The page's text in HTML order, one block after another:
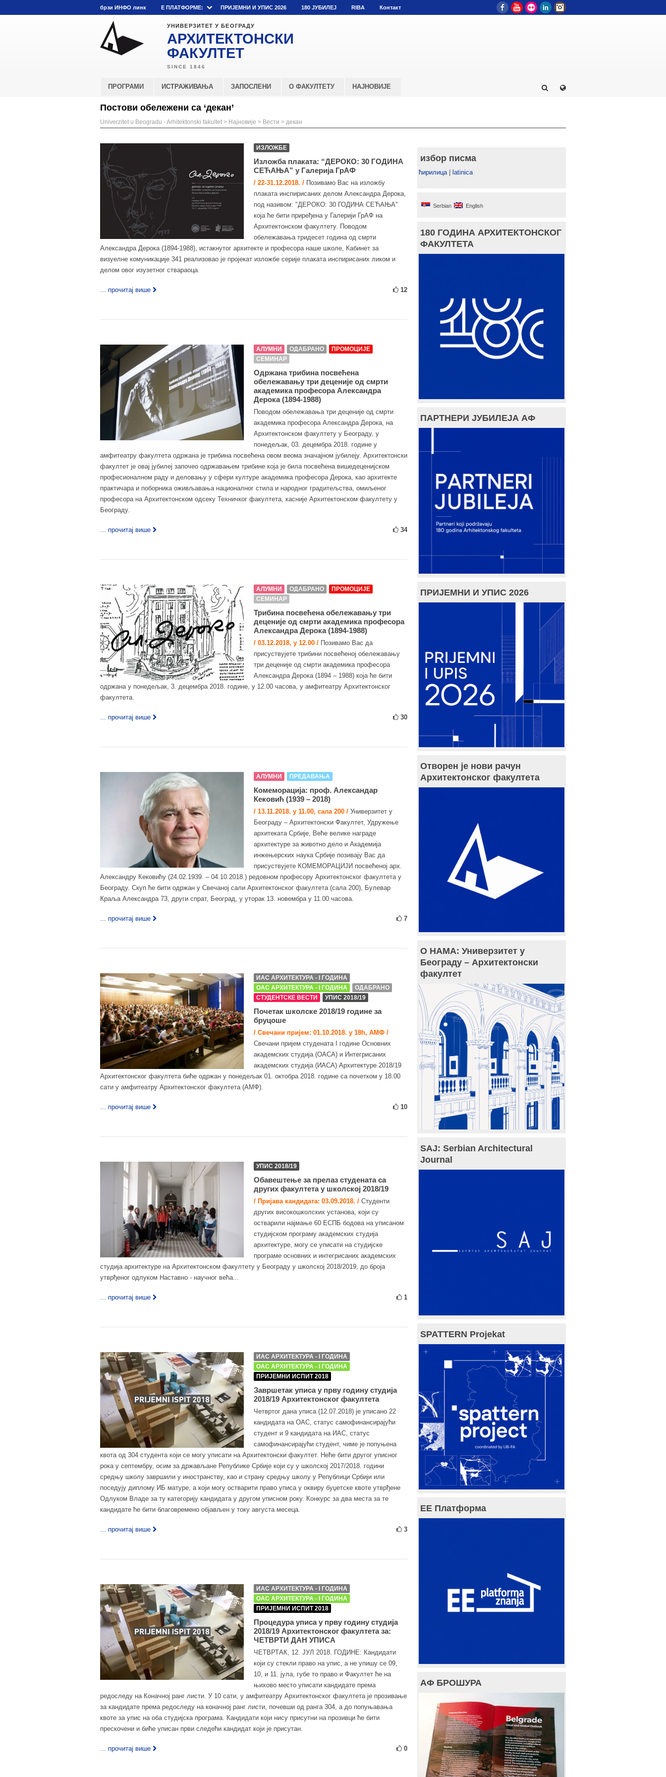
брзи ИНФО линк E ПЛАТФОРМЕ: ПРИЈЕМНИ И УПИС 2026 180 ЈУБИЛЕЈ RIBA Контакт FacebookYouTube
Flickr LinkedIn
УНИВЕРЗИТЕТ У БЕОГРАДУ
АРХИТЕКТОНСКИ
ФАКУЛТЕТ
ПРОГРАМИ ИСТРАЖИВАЊА ЗАПОСЛЕНИ О ФАКУЛТЕТУ НАЈНОВИЈЕ
Постови обележени са ‘декан’
Univerzitet u Beogradu - Arhitektonski fakultet > Најновије > Вести > декан
ИЗЛОЖБЕ
Изложба плаката: “ДЕРОКО: 30 ГОДИНА
СЕЋАЊА” у Галерија ГрАФ
/ 22-31.12.2018. / Позивамо Вас на изложбу
плаката инспирисаних делом Александра Дерока,
под називом: "ДЕРОКО: 30 ГОДИНА СЕЋАЊА"
која ће бити приређена у Галерији ГрАФ на
Архитектонском факултету. Поводом
обележавања тридесет година од смрти
Александра Дерока (1894-1988), истакнутог архитекте и професора наше школе, Кабинет за
визуелне комуникације 341 реализовао је пројекат изложбе серије плаката инспирисаних ликом и
делом овог изузетног ствараоца.
... прочитај више 12
АЛУМНИ ОДАБРАНО
ПРОМОЦИЈЕ
СЕМИНАР
Одржана трибинa посвећенa
обележавању три деценије од смрти
академика професора Александра
Дерока (1894-1988)
Поводом обележавања три деценије од смрти
академика професора Александра Дерока, на
Архитектонском факултету у Београду, у
понедељак, 03. децембра 2018. године у
амфитеатру факултета одржана је трибина посвећена овом веома значајном јубилеју. Архитектонски
факултет је овај јубилеј започео одржавањем трибине која је била посвећена вишедеценијском
професионалном раду и деловању у сфери културе академика професора Дерока, као архитекте
практичара и поборника оживљавања националног стила и народног градитељства, омиљеног
професора на Архитектонском одсеку Техничког факултета, касније Архитектонском факултету у
Београду.
... прочитај више 34
АЛУМНИ ОДАБРАНО
ПРОМОЦИЈЕ
СЕМИНАР
Трибинa посвећенa обележавању три
деценије од смрти академика професора
Александра Дерока (1894-1988)
/ 03.12.2018, у 12.00 / Позивамо Вас да
присуствујете трибини посвећеној обележавању
три деценије од смрти академика професора
Александра Дерока (1894 – 1988) која ће бити
одржана у понедељак, 3. децембра 2018. године, у 12.00 часова, у амфитеатру Архитектонског
факултета.
... прочитај више 30
АЛУМНИ ПРЕДАВАЊА
Комеморација: проф. Александар
Кековић (1939 – 2018)
/ 13.11.2018. у 11.00, сала 200 / Универзитет у
Београду – Архитектонски Факултет, Удружење
архитеката Србије, Веће велике награде
архитектуре за животно дело и Академија
инжењерских наука Србије позивају Вас да
присуствујете КОМЕМОРАЦИЈИ посвећеној арх.
Александру Кековићу (24.02.1939. – 04.10.2018.) редовном професору Архитектонског факултета у
Београду. Скуп ће бити одржан у Свечаној сали Архитектонског факултета (сала 200), Булевар
Краља Александра 73, други спрат, Београд, у уторак 13. новембра у 11.00 часова.
... прочитај више 7
ИАС АРХИТЕКТУРА - I ГОДИНА
ОАС АРХИТЕКТУРА - I ГОДИНА
ОДАБРАНО
СТУДЕНТСКЕ ВЕСТИ
УПИС 2018/19
Почетак школске 2018/19 године за
бруцоше
/ Свечани пријем: 01.10.2018. у 18h, АМФ /
Свечани пријем студената I године Основних
академских студија (ОАСА) и Интегрисаних
академских студија (ИАСА) Архитектуре 2018/19
Архитектонског факултета биће одржан у понедељак 01. октобра 2018. године са почетком у 18.00
сати у амфитеатру Архитектонског факултета (АМФ).
... прочитај више 10
УПИС 2018/19
Обавештење за прелаз студената са
других факултета у школској 2018/19
/ Пријава кандидата: 03.09.2018. / Студенти
других високошколских установа, који су
остварили најмање 60 ЕСПБ бодова на уписаном
студијском програму академских студија
архитектуре, могу се уписати на студијске
програме основних и интегрисаних академских
студија архитектуре на Архитектонском факултету у Београду у школској 2018/2019, до броја
утврђеног одлуком Наставно - научног већа...
... прочитај више 1
ИАС АРХИТЕКТУРА - I ГОДИНА
ОАС АРХИТЕКТУРА - I ГОДИНА
ПРИЈЕМНИ ИСПИТ 2018
Завршетак уписа у прву годину студија
2018/19 Архитектонског факултета
Четвртог дана уписа (12.07.2018) је уписано 22
кандидата на ОАС, статус самофинансирајући
студент и 9 кандидата на ИАС, статус
самофинансирајући студент, чиме је попуњена
квота од 304 студента који се могу уписати на Архитектонски факултет. Неће бити другог уписног
рока у септембру, осим за држављане Републике Србије који су у школској 2017/2018. години
средњу школу завршили у иностранству, као и страну средњу школу у Републици Србији или
поседују диплому ИБ матуре, а који могу остварити право уписа у оквиру буџетске квоте утврђене
Одлуком Владе за ту категорију кандидата у другом уписном року. Конкурс за два места за те
кандидате ће бити благовремено објављен у току августа месеца.
... прочитај више 3
ИАС АРХИТЕКТУРА - I ГОДИНА
ОАС АРХИТЕКТУРА - I ГОДИНА
ПРИЈЕМНИ ИСПИТ 2018
Процедура уписа у прву годину студија
2018/19 Архитектонског факултета за:
ЧЕТВРТИ ДАН УПИСА
ЧЕТВРТАК, 12. ЈУЛ 2018. ГОДИНЕ: Кандидати
који су стекли право на упис, а не упишу се 09,
10, и 11. јула, губе то право и Факултет ће на
њихово место уписати кандидате према
редоследу на Коначној ранг листи. У 10 сати, у амфитеатру Архитектонског факултета је прозивање
за кандидате према редоследу на коначној ранг листи, почевши од ранга 304, а до попуњавања
квоте за упис на оба студијска програма. Кандидати који нису присутни на прозивци ће бити
прескочени и биће уписан први следећи кандидат који је присутан.
... прочитај више 0
избор писма
ћирилица| latinica
Serbian English
180 ГОДИНА АРХИТЕКТОНСКОГ
ФАКУЛТЕТА
ПАРТНЕРИ ЈУБИЛЕЈА АФ
ПРИЈЕМНИ И УПИС 2026
Отворен је нови рачун
Архитектонског факултета
О НАМА: Универзитет у
Београду – Архитектонски
факултет
SAJ: Serbian Architectural
Journal
SPATTERN Projekat
ЕЕ Платформа
АФ БРОШУРА